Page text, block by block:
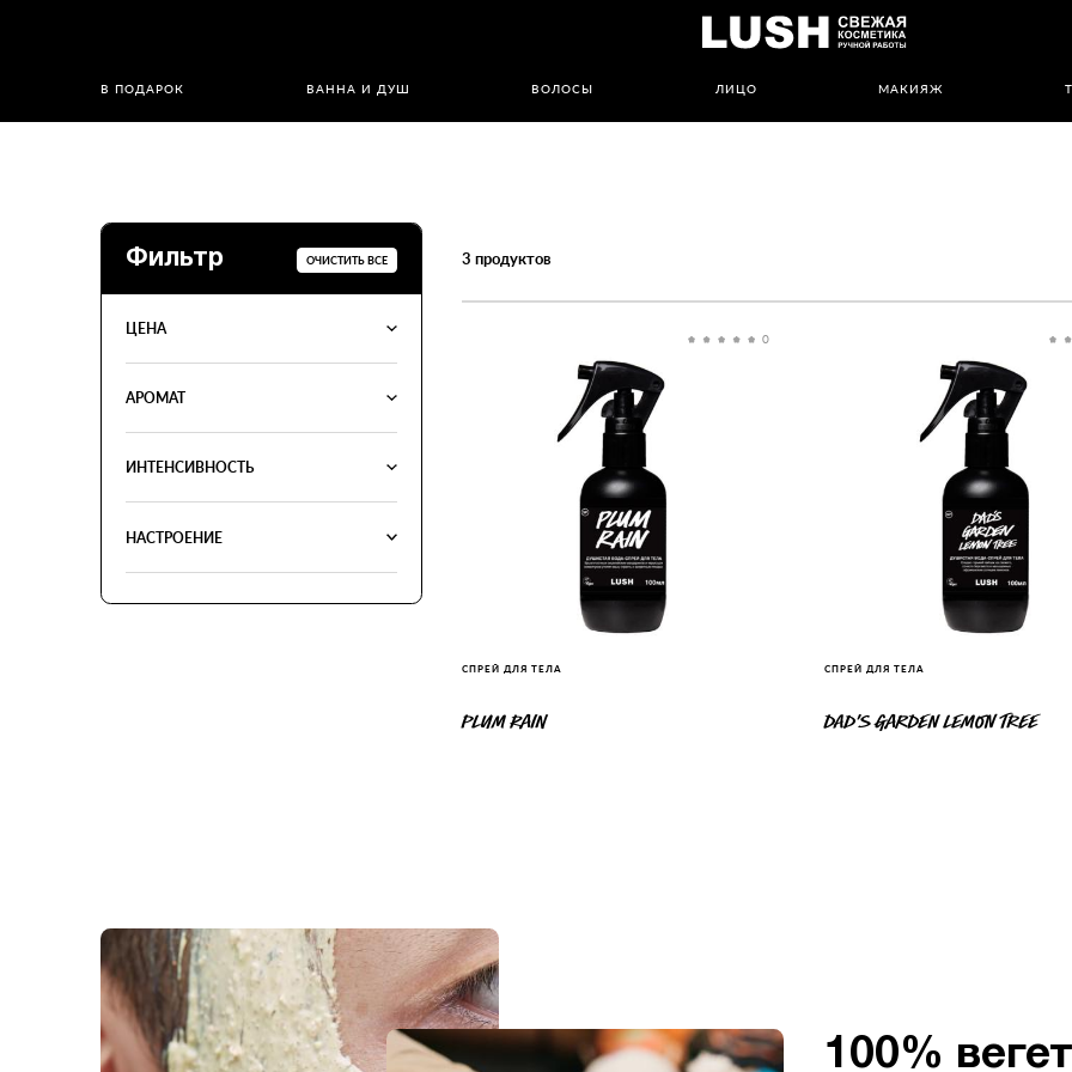
В ПОДАРОК ВАННА И ДУШ ВОЛОСЫ ЛИЦО МАКИЯЖ
Фильтр
ЦЕНА
АРОМАТ
ИНТЕНСИВНОСТЬ
НАСТРОЕНИЕ
ОЧИСТИТЬ ВСЕ 3 продуктов
0
СПРЕЙ ДЛЯ ТЕЛА
PLUM RAIN
СПРЕЙ ДЛЯ ТЕЛА
DAD’S GARDEN LEMON TREE
100%
Этические
Боремся
Свежая
Ручная
Голые